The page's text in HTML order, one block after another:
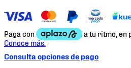
Consulta opciones de pago